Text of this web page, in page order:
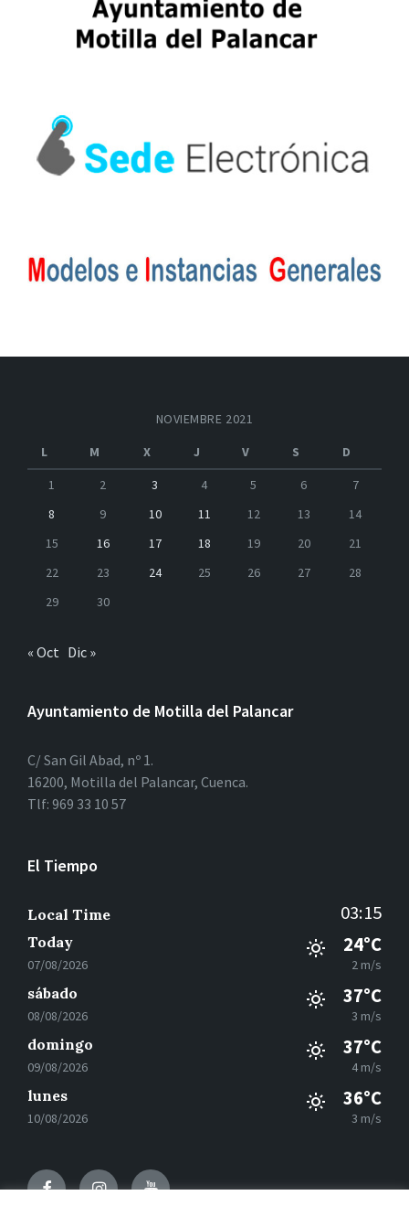
NOVIEMBRE 2021
L
M X J V S
D
1
2 3 4 5 6
7
8
9 10 11 12 13
14
15
16 17 18 19 20
21
22
23 24 25 26 27
28
29
30
« Oct Dic »
Ayuntamiento de Motilla del Palancar
C/ San Gil Abad, nº 1.
16200, Motilla del Palancar, Cuenca.
Tlf: 969 33 10 57
El Tiempo
Local Time 03:15
Today
07/08/2026
24°C
2 m/s
sábado
08/08/2026
37°C
3 m/s
domingo
09/08/2026
37°C
4 m/s
lunes
10/08/2026
36°C
3 m/s
FacebookInstagramYoutube